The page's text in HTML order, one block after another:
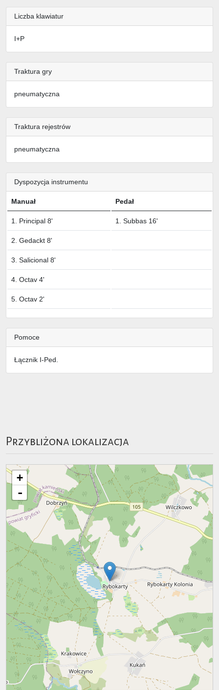
Liczba klawiatur
I+P
Traktura gry
pneumatyczna
Traktura rejestrów
pneumatyczna
Dyspozycja instrumentu
Manuał Pedał
1. Principal 8' 1. Subbas 16'
2. Gedackt 8'
3. Salicional 8'
4. Octav 4'
5. Octav 2'
Pomoce
Łącznik I-Ped.
Przybliżona lokalizacja
+
-